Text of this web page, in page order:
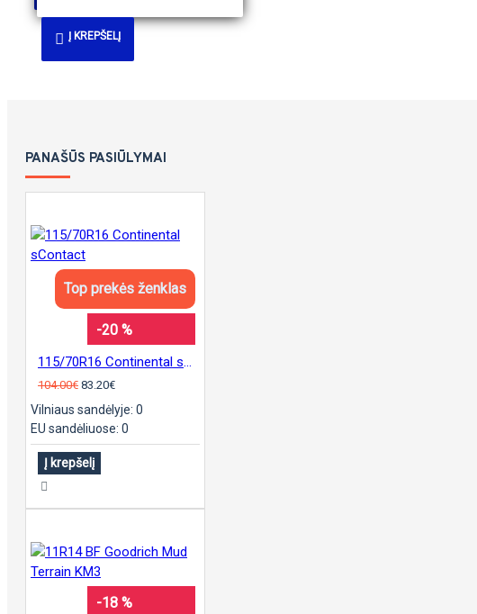
Į KREPŠELĮ
PANAŠŪS PASIŪLYMAI
Top prekės ženklas
-20 %
115/70R16 Continental sContact
104.00€ 83.20€
Vilniaus sandėlyje: 0
EU sandėliuose: 0
Į krepšelį
-18 %